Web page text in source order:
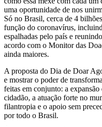
uma oportunidade de nos
Só no Brasil, cerca de 4
função do coronavírus,
espalhadas pelo país e
acordo com o Monitor das
ainda maiores.
A proposta do Dia de Doar
e mostrar o poder de
feitas em conjunto: a
cidadão, a atuação forte no
filantropia e o apoio sem
por todo o Brasil.